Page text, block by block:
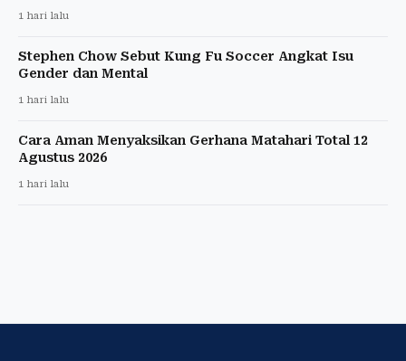
1 hari lalu
Stephen Chow Sebut Kung Fu Soccer Angkat Isu
Gender dan Mental
1 hari lalu
Cara Aman Menyaksikan Gerhana Matahari Total 12
Agustus 2026
1 hari lalu